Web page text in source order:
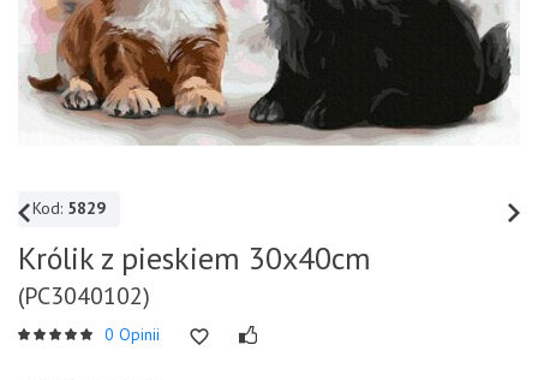
Kod: 5829
Królik z pieskiem 30x40cm
(PC3040102)
0 Opinii